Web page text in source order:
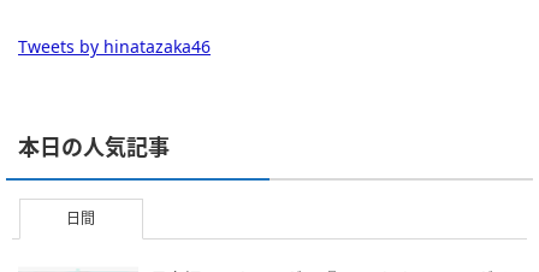
Tweets by hinatazaka46
本日の人気記事
日間